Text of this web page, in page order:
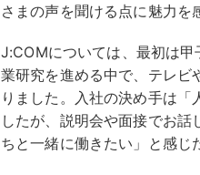
さまの声を聞ける点に魅力を
J:COMについては、最初は
業研究を進める中で、テレビ
りました。入社の決め手は「
したが、説明会や面接でお
ちと一緒に働きたい」と感じ